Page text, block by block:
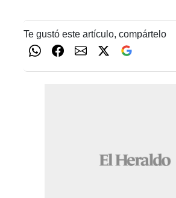
Te gustó este artículo, compártelo